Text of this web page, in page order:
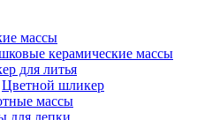
массы
керамические массы
для литья
Цветной шликер
массы
для лепки